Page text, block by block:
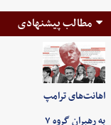
مطالب پیشنهادی
اهانت‌های ترامپ
به رهبران گروه ۷